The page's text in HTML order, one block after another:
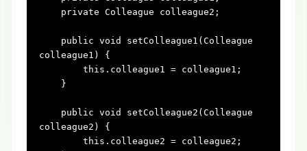
private Colleague colleague2;
public void
setColleague1(Colleague
colleague1)
{
this .colleague1 = colleague1;
public void
setColleague2(Colleague
colleague2)
{
this .colleague2 = colleague2;